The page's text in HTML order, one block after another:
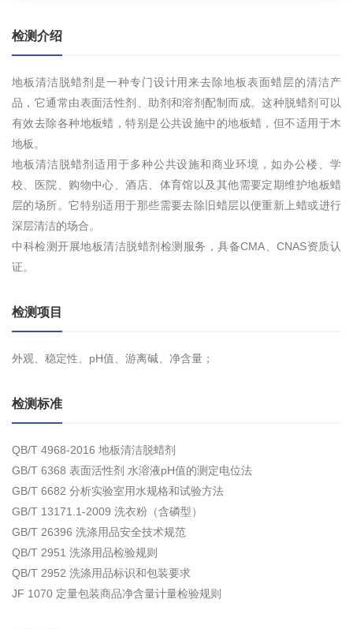
检测介绍
地板清洁脱蜡剂是一种专门设计用来去除地板表面蜡层的清洁产
品，它通常由表面活性剂、助剂和溶剂配制而成。这种脱蜡剂可以
有效去除各种地板蜡，特别是公共设施中的地板蜡，但不适用于木
地板。
地板清洁脱蜡剂适用于多种公共设施和商业环境，如办公楼、学
校、医院、购物中心、酒店、体育馆以及其他需要定期维护地板蜡
层的场所。它特别适用于那些需要去除旧蜡层以便重新上蜡或进行
深层清洁的场合。
中科检测开展地板清洁脱蜡剂检测服务，具备CMA、CNAS资质认
证。
检测项目
外观、稳定性、pH值、游离碱、净含量；
检测标准
QB/T 4968-2016 地板清洁脱蜡剂
GB/T 6368 表面活性剂 水溶液pH值的测定电位法
GB/T 6682 分析实验室用水规格和试验方法
GB/T 13171.1-2009 洗衣粉（含磷型）
GB/T 26396 洗涤用品安全技术规范
QB/T 2951 洗涤用品检验规则
QB/T 2952 洗涤用品标识和包装要求
JF 1070 定量包装商品净含量计量检验规则